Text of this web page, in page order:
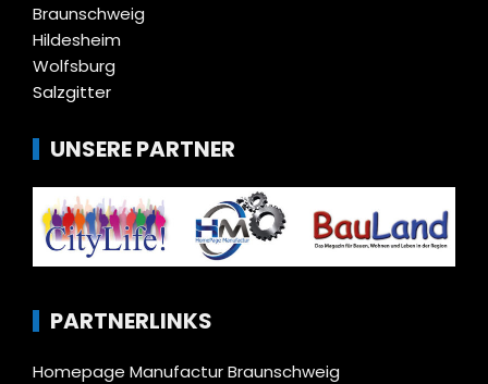
Braunschweig
Hildesheim
Wolfsburg
Salzgitter
UNSERE PARTNER
PARTNERLINKS
Homepage Manufactur Braunschweig